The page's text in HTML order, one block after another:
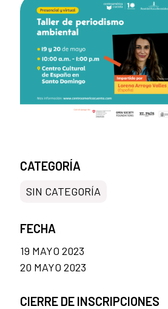
CATEGORÍA
SIN CATEGORÍA
FECHA
19 MAYO 2023
20 MAYO 2023
CIERRE DE INSCRIPCIONES